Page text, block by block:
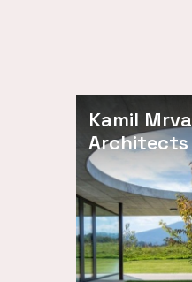
Kamil Mrva
Architects